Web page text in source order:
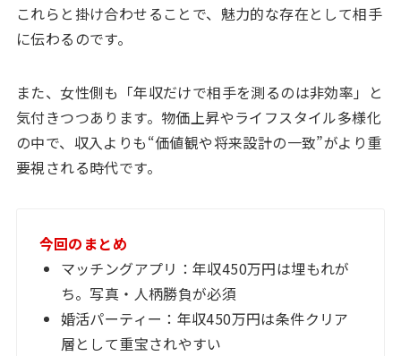
これらと掛け合わせることで、魅力的な存在として相手
に伝わるのです。
また、女性側も「年収だけで相手を測るのは非効率」と
気付きつつあります。物価上昇やライフスタイル多様化
の中で、収入よりも“価値観や将来設計の一致”がより重
要視される時代です。
今回のまとめ
マッチングアプリ：年収450万円は埋もれが
ち。写真・人柄勝負が必須
婚活パーティー：年収450万円は条件クリア
層として重宝されやすい